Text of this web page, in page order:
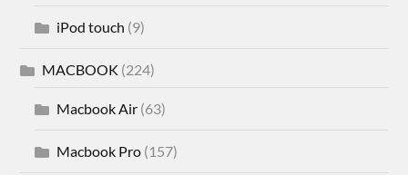
iPod touch (9)
MACBOOK (224)
Macbook Air (63)
Macbook Pro (157)